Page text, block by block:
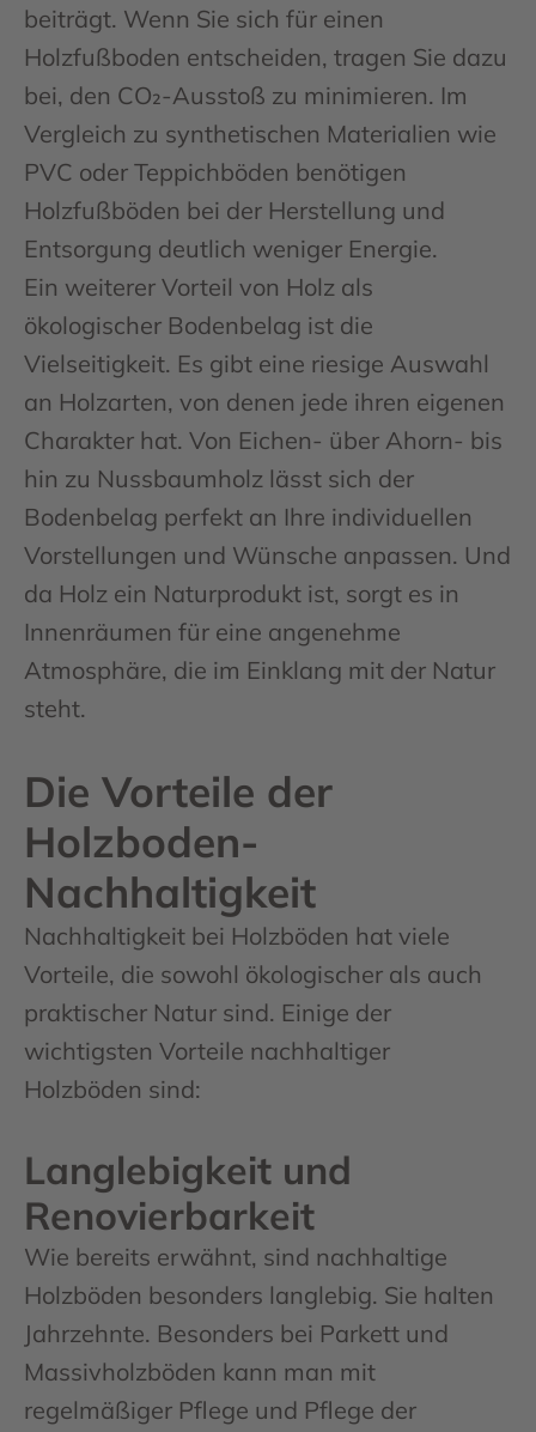
beiträgt. Wenn Sie sich für einen
Holzfußboden entscheiden, tragen Sie dazu
bei, den CO₂-Ausstoß zu minimieren. Im
Vergleich zu synthetischen Materialien wie
PVC oder Teppichböden benötigen
Holzfußböden bei der Herstellung und
Entsorgung deutlich weniger Energie.
Ein weiterer Vorteil von Holz als
ökologischer Bodenbelag ist die
Vielseitigkeit. Es gibt eine riesige Auswahl
an Holzarten, von denen jede ihren eigenen
Charakter hat. Von Eichen- über Ahorn- bis
hin zu Nussbaumholz lässt sich der
Bodenbelag perfekt an Ihre individuellen
Vorstellungen und Wünsche anpassen. Und
da Holz ein Naturprodukt ist, sorgt es in
Innenräumen für eine angenehme
Atmosphäre, die im Einklang mit der Natur
steht.
Die Vorteile der
Holzboden-
Nachhaltigkeit
Nachhaltigkeit bei Holzböden hat viele
Vorteile, die sowohl ökologischer als auch
praktischer Natur sind. Einige der
wichtigsten Vorteile nachhaltiger
Holzböden sind:
Langlebigkeit und
Renovierbarkeit
Wie bereits erwähnt, sind nachhaltige
Holzböden besonders langlebig. Sie halten
Jahrzehnte. Besonders bei Parkett und
Massivholzböden kann man mit
regelmäßiger Pflege und Pflege der